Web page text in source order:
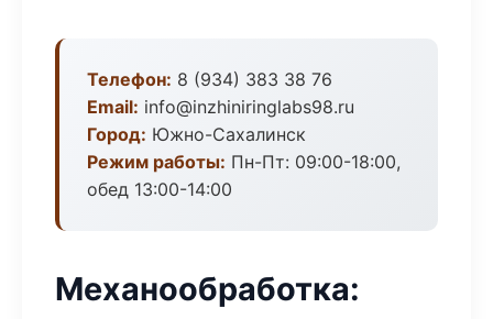
Телефон: 8 (934) 383 38 76
Email: info@inzhiniringlabs98.ru
Город: Южно-Сахалинск
Режим работы: Пн-Пт: 09:00-18:00,
обед 13:00-14:00
Механообработка: